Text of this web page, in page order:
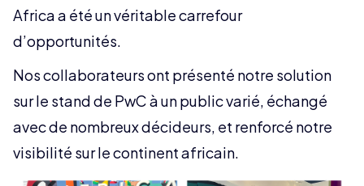
Africa a été un véritable carrefour
d’opportunités.
Nos collaborateurs ont présenté notre solution
sur le stand de PwC à un public varié, échangé
avec de nombreux décideurs, et renforcé notre
visibilité sur le continent africain.